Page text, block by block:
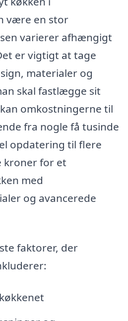
være en stor
varierer afhængigt
er vigtigt at tage
materialer og
skal fastlægge sit
omkostningerne til
fra nogle få tusinde
opdatering til flere
kroner for et
med
og avancerede
faktorer, der